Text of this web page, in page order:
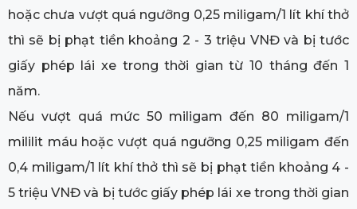
hoặc chưa vượt quá ngưỡng 0,25 miligam/1 lít khí thở
thì sẽ bị phạt tiền khoảng 2 - 3 triệu VNĐ và bị tước
giấy phép lái xe trong thời gian từ 10 tháng đến 1
năm.
Nếu vượt quá mức 50 miligam đến 80 miligam/1
mililit máu hoặc vượt quá ngưỡng 0,25 miligam đến
0,4 miligam/1 lít khí thở thì sẽ bị phạt tiền khoảng 4 -
5 triệu VNĐ và bị tước giấy phép lái xe trong thời gian